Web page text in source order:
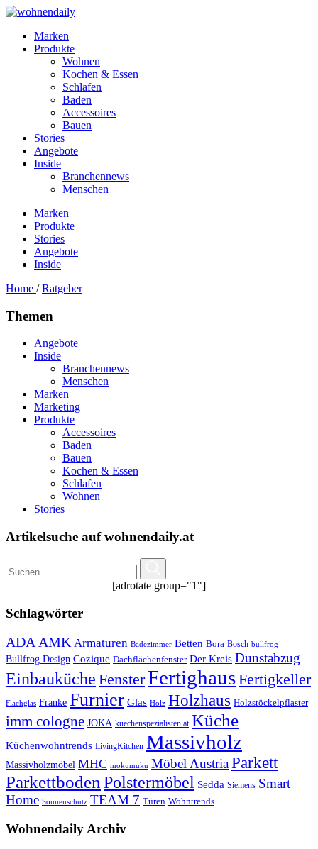
Marken
Produkte
Wohnen
Kochen & Essen
Schlafen
Baden
Accessoires
Bauen
Stories
Angebote
Inside
Branchennews
Menschen
Marken
Produkte
Stories
Angebote
Inside
Home /Ratgeber
Themen
Angebote
Inside
Branchennews
Menschen
Marken
Marketing
Produkte
Accessoires
Baden
Bauen
Kochen & Essen
Schlafen
Wohnen
Stories
Artikelsuche auf wohnendaily.at
[adrotate group="1"]
Schlagwörter
ADA AMK Armaturen Badezimmer Betten Bora Bosch bullfrog
Bullfrog Design Cozique Dachflächenfenster Der Kreis Dunstabzug
Einbauküche FensterFertighausFertigkeller
Flachglas Franke Furnier Glas Holz Holzhaus Holzstöckelpflaster
imm cologne JOKA kuechenspezialisten.at Küche
Küchenwohntrends LivingKitchen Massivholz
Massivholzmöbel MHC mokumuku Möbel AustriaParkett
Parkettboden Polstermöbel Sedda Siemens Smart
Home Sonnenschutz TEAM 7 Türen Wohntrends
Wohnendaily Archiv